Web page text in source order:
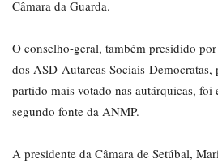
Câmara da Guarda.
O conselho-geral, também presidido
dos ASD-Autarcas Sociais-Democratas,
partido mais votado nas autárquicas,
segundo fonte da ANMP.
A presidente da Câmara de Setúbal,